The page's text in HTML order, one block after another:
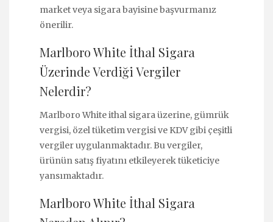
market veya sigara bayisine başvurmanız
önerilir.
Marlboro White İthal Sigara
Üzerinde Verdiği Vergiler
Nelerdir?
Marlboro White ithal sigara üzerine, gümrük
vergisi, özel tüketim vergisi ve KDV gibi çeşitli
vergiler uygulanmaktadır. Bu vergiler,
ürünün satış fiyatını etkileyerek tüketiciye
yansımaktadır.
Marlboro White İthal Sigara